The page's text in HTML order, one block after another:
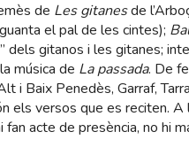
de Les gitanesde
el pal de les cintes);
dels gitanos i les gitanes;
música de La passada. De
i Baix Penedès, Garraf,
versos que es reciten. A
acte de presència, no hi